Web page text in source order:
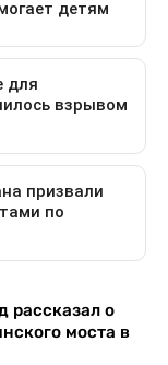
рассказал о
моста в